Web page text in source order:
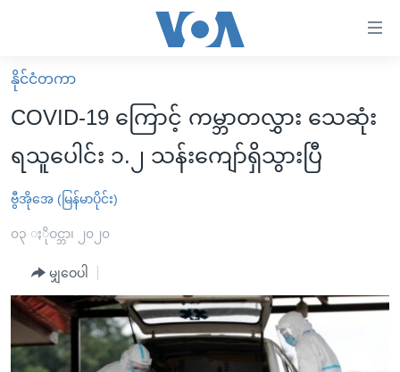
လွယ်ကူ
စေ
Link
များ
ပင်မ
ကျော်
ကြည့်
မူလစာမျက်နှာ
မြန်မာ
ကမ္ဘာ့သတင်းများ
နိုင်ငံတကာ
အစ္စရေး-ပါလက်စတိုင်း
ဗွီဒီယို
အင်္ဂလိပ်စာလေ့လာမယ်
အမေရိကန်သုံးအီဒီယံ
မကြေးမုံရဲ့ အင်္ဂလိပ်စာ
အပတ်စဉ်ကဏ္ဍများ
ရေဒီယို
ရေဒီယိုနှင့်ရုပ်သံ အချက်အလက်များ
နိုင်ငံတကာ
COVID-19 ကြောင့် ကမ္ဘာတလွှား သေဆုံး
ရသူပေါင်း ၁.၂ သန်းကျော်ရှိသွားပြီ
ဗွီအိုအေ (မြန်မာပိုင်း)
၀၃ ႏိုဝင္ဘာ၊ ၂၀၂၀
မျှဝေပါ